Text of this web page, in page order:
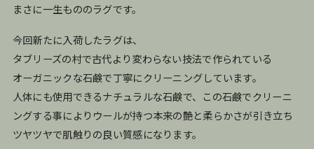
まさに一生もののラグです。
今回新たに入荷したラグは、
タブリーズの村で古代より変わらない技法で作られている
オーガニックな石鹸で丁寧にクリーニングしています。
人体にも使用できるナチュラルな石鹸で、この石鹸でクリーニ
ングする事によりウールが持つ本来の艶と柔らかさが引き立ち
ツヤツヤで肌触りの良い質感になります。